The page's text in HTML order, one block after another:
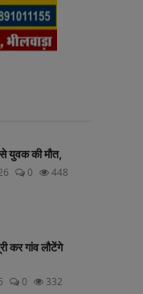
युवक की मौत,
0 448
कर गांव लौटेंगे
0 332